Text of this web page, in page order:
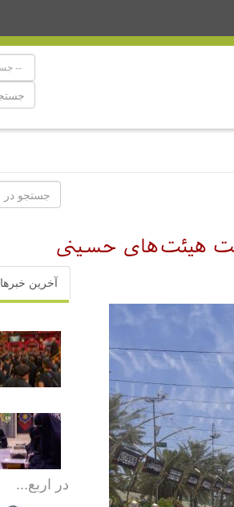
هیئت‌های حسینی
آخرین خبرها
در اربع...